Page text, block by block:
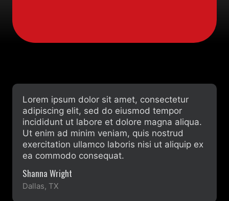
Lorem ipsum dolor sit amet, consectetur
adipiscing elit, sed do eiusmod tempor
incididunt ut labore et dolore magna aliqua.
Ut enim ad minim veniam, quis nostrud
exercitation ullamco laboris nisi ut aliquip ex
ea commodo consequat.
Shanna Wright
Dallas, TX